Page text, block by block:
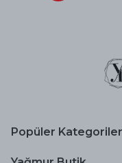
Popüler Kategoriler